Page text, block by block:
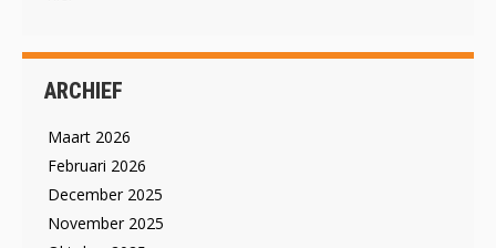
ARCHIEF
Maart 2026
Februari 2026
December 2025
November 2025